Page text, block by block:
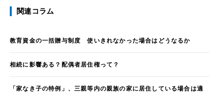
関連コラム
教育資金の一括贈与制度 使いきれなかった場合はどうなるか
相続に影響ある？配偶者居住権って？
「家なき子の特例」、三親等内の親族の家に居住している場合は適